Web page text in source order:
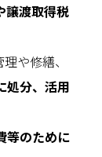
譲渡取得税
や修繕、
処分、活用
等のために